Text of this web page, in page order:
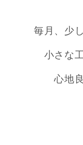
毎月、少
小さな
心地